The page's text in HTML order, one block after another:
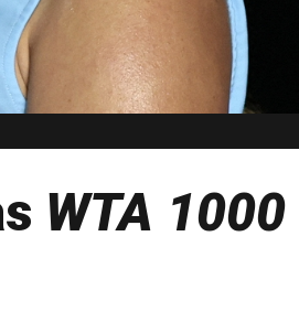
WTA 1000